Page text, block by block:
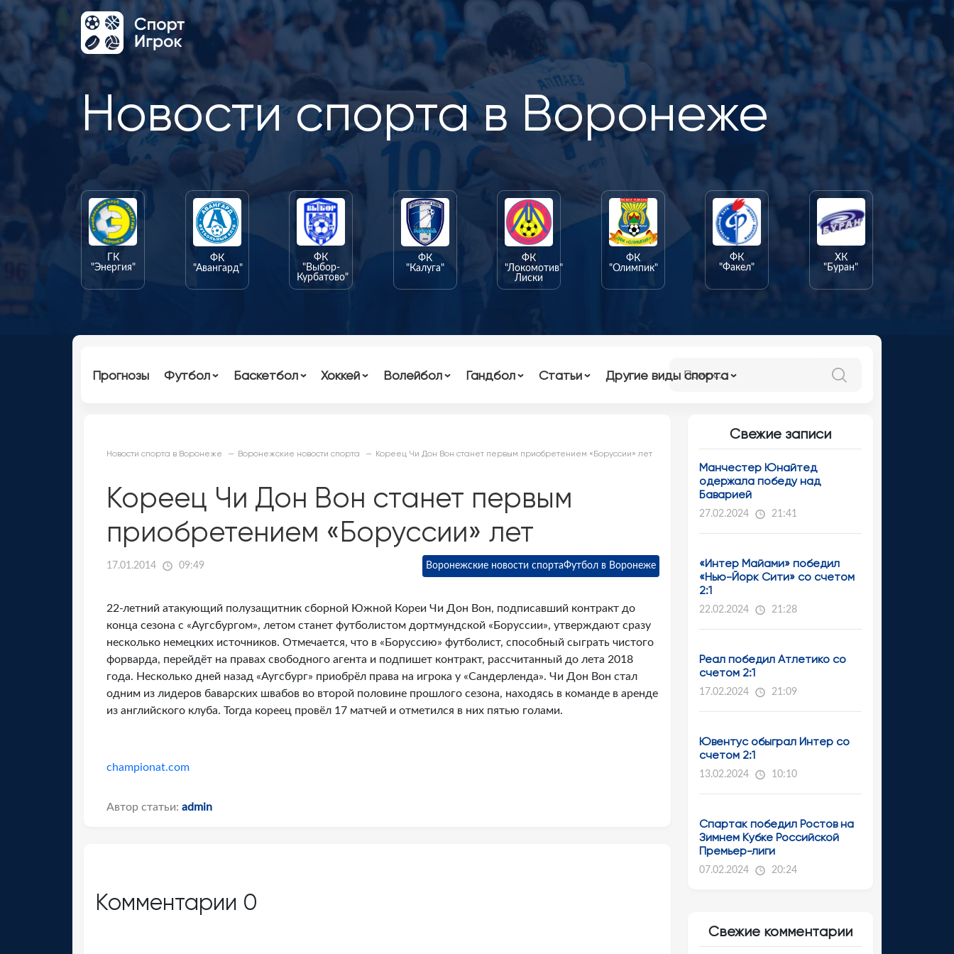
Новости спорта в Воронеже
ГК
"Энергия"
ФК
"Авангард"
ФК
"Выбор-
Курбатово"
ФК
"Калуга"
ФК
"Локомотив"
Лиски
ФК
"Олимпик"
ФК
"Факел"
ХК
"Буран"
Прогнозы Футбол Баскетбол Хоккей Волейбол Гандбол Статьи Другие виды спорта
Новости спорта в Воронеже Воронежские новости спорта Кореец Чи Дон Вон станет первым приобретением «Боруссии» лет
Кореец Чи Дон Вон станет первым
приобретением «Боруссии» лет
17.01.2014 09:49 Воронежские новости спортаФутбол в Воронеже
22-летний атакующий полузащитник сборной Южной Кореи Чи Дон Вон, подписавший контракт до
конца сезона с «Аугсбургом», летом станет футболистом дортмундской «Боруссии», утверждают сразу
несколько немецких источников. Отмечается, что в «Боруссию» футболист, способный сыграть чистого
форварда, перейдёт на правах свободного агента и подпишет контракт, рассчитанный до лета 2018
года. Несколько дней назад «Аугсбург» приобрёл права на игрока у «Сандерленда». Чи Дон Вон стал
одним из лидеров баварских швабов во второй половине прошлого сезона, находясь в команде в аренде
из английского клуба. Тогда кореец провёл 17 матчей и отметился в них пятью голами.
championat.com
Автор статьи: admin
Комментарии 0
Свежие записи
Манчестер Юнайтед
одержала победу над
Баварией
27.02.2024 21:41
«Интер Майами» победил
«Нью-Йорк Сити» со счетом
2:1
22.02.2024 21:28
Реал победил Атлетико со
счетом 2:1
17.02.2024 21:09
Ювентус обыграл Интер со
счетом 2:1
13.02.2024 10:10
Спартак победил Ростов на
Зимнем Кубке Российской
Премьер-лиги
07.02.2024 20:24
Свежие комментарии